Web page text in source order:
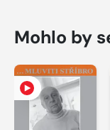
Mohlo by